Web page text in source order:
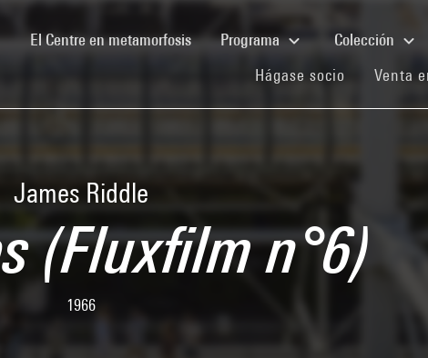
El Centre en metamorfosis(current)Programa Colección
Hágase socio (current)
Venta
James Riddle
(Fluxfilm n°6)
1966